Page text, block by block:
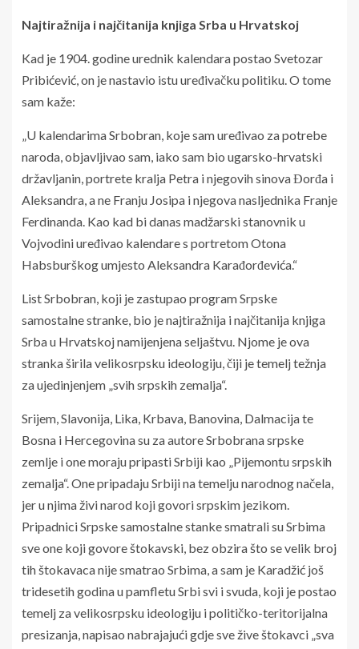
Najtiražnija i najčitanija knjiga Srba u Hrvatskoj
Kad je 1904. godine urednik kalendara postao Svetozar
Pribićević, on je nastavio istu uređivačku politiku. O tome
sam kaže:
„U kalendarima Srbobran, koje sam uređivao za potrebe
naroda, objavljivao sam, iako sam bio ugarsko-hrvatski
državljanin, portrete kralja Petra i njegovih sinova Đorđa i
Aleksandra, a ne Franju Josipa i njegova nasljednika Franje
Ferdinanda. Kao kad bi danas madžarski stanovnik u
Vojvodini uređivao kalendare s portretom Otona
Habsburškog umjesto Aleksandra Karađorđevića.“
List Srbobran, koji je zastupao program Srpske
samostalne stranke, bio je najtiražnija i najčitanija knjiga
Srba u Hrvatskoj namijenjena seljaštvu. Njome je ova
stranka širila velikosrpsku ideologiju, čiji je temelj težnja
za ujedinjenjem „svih srpskih zemalja“.
Srijem, Slavonija, Lika, Krbava, Banovina, Dalmacija te
Bosna i Hercegovina su za autore Srbobrana srpske
zemlje i one moraju pripasti Srbiji kao „Pijemontu srpskih
zemalja“. One pripadaju Srbiji na temelju narodnog načela,
jer u njima živi narod koji govori srpskim jezikom.
Pripadnici Srpske samostalne stanke smatrali su Srbima
sve one koji govore štokavski, bez obzira što se velik broj
tih štokavaca nije smatrao Srbima, a sam je Karadžić još
tridesetih godina u pamfletu Srbi svi i svuda, koji je postao
temelj za velikosrpsku ideologiju i političko-teritorijalna
presizanja, napisao nabrajajući gdje sve žive štokavci „sva